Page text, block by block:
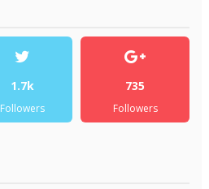
1.7k
Followers
735
Followers